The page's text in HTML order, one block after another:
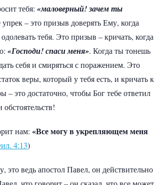
тебя: «маловерный! зачем ты
– это призыв доверять Ему, когда
тебя. Это призыв – кричать, когда
«Господи! спаси меня». Когда ты тонешь
себя и смиряться с поражением. Это
веры, который у тебя есть, и кричать к
– это достаточно, чтобы Бог тебе ответил
нам: «Все могу в укрепляющем меня
4:13)
это ведь апостол Павел, он действительно